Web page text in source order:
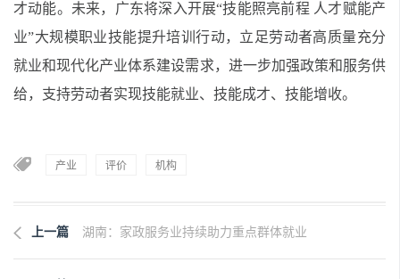
才动能。未来，广东将深入开展“技能照亮前程 人才赋能产
业”大规模职业技能提升培训行动，立足劳动者高质量充分
就业和现代化产业体系建设需求，进一步加强政策和服务供
给，支持劳动者实现技能就业、技能成才、技能增收。
产业 评价 机构
上一篇 湖南：家政服务业持续助力重点群体就业